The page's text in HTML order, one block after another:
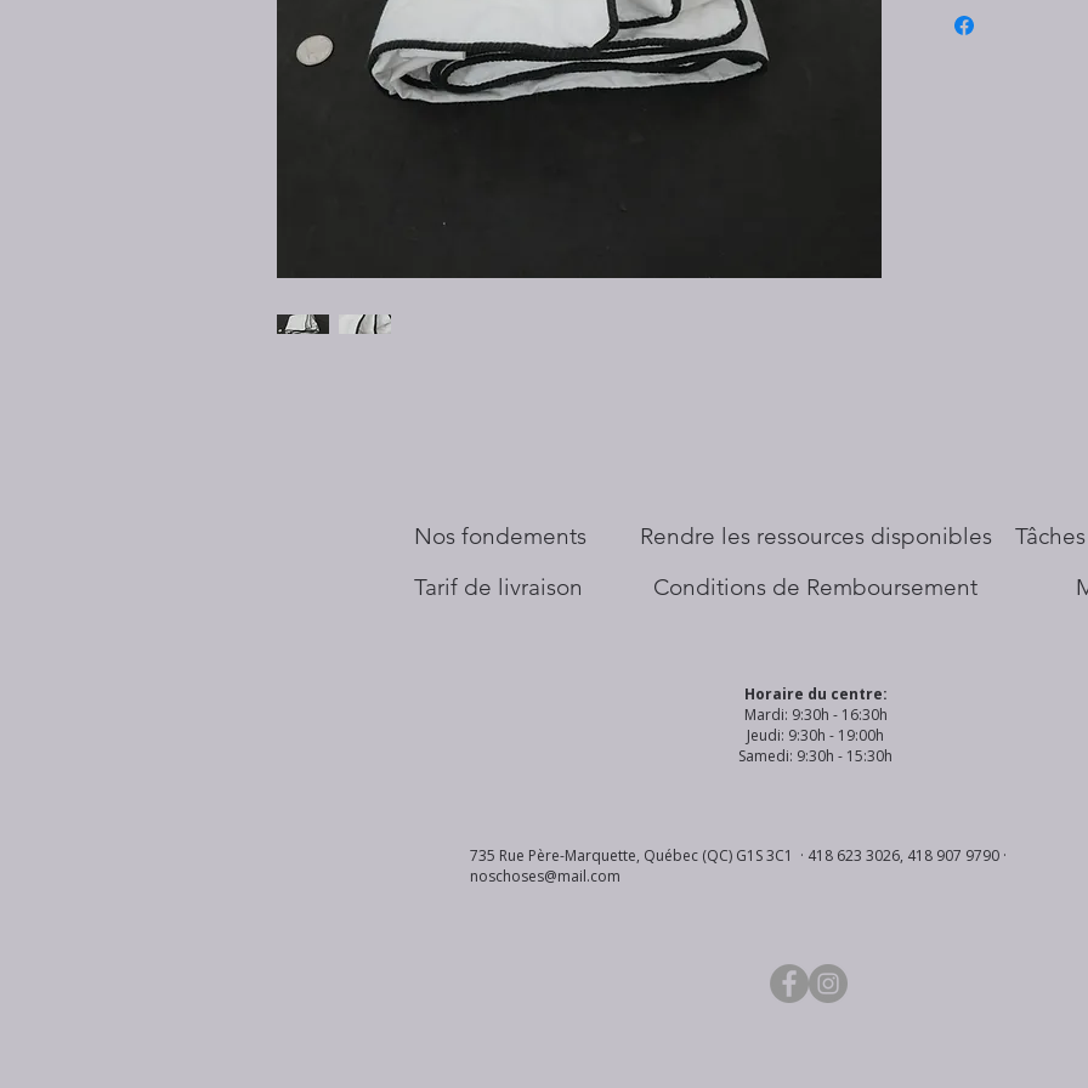
Nos fondements
Tarif de livraison
​Rendre les ressources disponibles
Conditions de Remboursement
Horaire du centre:
Mardi: 9:30h - 16:30h
Jeudi: 9:30h - 19:00h
Samedi: 9:30h - 15:30h
735 Rue Père-Marquette, Québec (QC) G1S 3C1 · 418 623 3026, 418 907 9790 ·
noschoses@mail.com